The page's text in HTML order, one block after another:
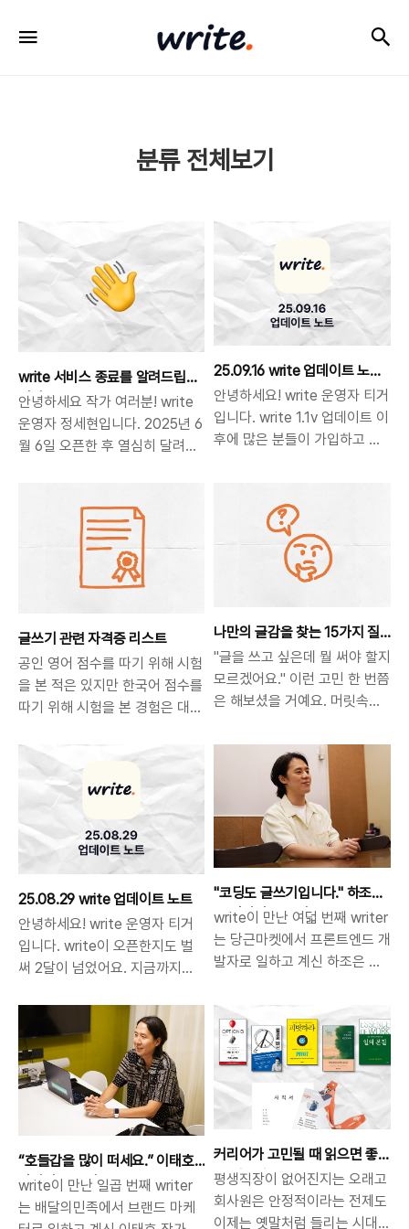
write
분류 전체보기
write 서비스 종료를 알려드립
니다.
안녕하세요 작가 여러분! write
운영자 정세현입니다. 2025년 6
월 6일 오픈한 후 열심히 달려온
습니다. 비록 나이는 1살이 채 되
지 않았지만 그 사이에 많은 고민
과 시도가 있었는데요. 다양한 상
황을 고려했을 때 write 운영을
은 시간 동안 900명 넘는 고객들
이 write을 다운 받아 주시고,
1,700개가 넘는 글이 쌓였습니
다. 한편 한편 너무나 진심이 담
서비스임에도 너무나 놀라운 시
간들이었고 귀중한 경험이었습니
다. write의 여정은 여기서 끝나
지만 이것이 글쓰기의 실패는 절
대로 아닙니다. 글쓰기는 여전히
힘이 있고 무한한 가능성을..
25.09.16 write 업데이트 노
트
안녕하세요! write 운영자 티거
입니다. write 1.1v 업데이트 이
후에 많은 분들이 가입하고 글
벤트를 준비했어요!0916 업데
이트 요약⚈ 호감 보내기에 들
어가는 잉크가 30개에서 15개
로 줄어들었어요작가님들의 수
잉크는 오픈 이후 지금까지 30
개로 고정되어 있었습니다. 이
번 1.1v 업데이트를 기념하여 호
감 보내기에 들어가는 잉크를
이벤트를 진행합니다. 정해진
기간 없이 진행되는 이벤트이니
기존에 관심이 가는 작가님이
계셨다면 이번 기회를 놓치지
말고 편하게 호감을 보내보세
요!write 사용에 있어 불편한
주세요..
글쓰기 관련 자격증 리스트
공인 영어 점수를 따기 위해 시험
을 본 적은 있지만 한국어 점수를
따기 위해 시험을 본 경험은 대부
쓰는 한국어와 글쓰기 실력을 검
증할 수 있는 자격증이 있습니다.
나의 한국어 실력을 평가해 보고
싶거나 특정 직무에 지원할 때 가
산점을 얻기 위해서 필요한 3가
지 한국어 자격증을 소개합니다.
한국언어문화연구원문항: 객관식
80문항, 주관식 10문항급수:
200점 만점에 1급부터 5급비용:
46,000원 국어능력인증시험
www.tokl.or.kr 토클이라고도
불리는 국어능력인증시험은 한국
인을 대상으로 하는 국어 능력 평
가 시험으로 문법부터 어휘, 쓰기
까지 종합적인 국어 실력을 평가
하는 자격증입니다. 특히 쓰기 영
나만의 글감을 찾는 15가지 질
문
"글을 쓰고 싶은데 뭘 써야 할지
모르겠어요." 이런 고민 한 번쯤
은 해보셨을 거예요. 머릿속에
상 빈 화면을 마주하면 아무것
도 떠오르지 않죠. 그래서 오늘
은 여러분의 내면에 잠들어 있
는 글감을 깨워줄 15가지 질문
을 준비했습니다. 각 질문마다
왜 좋은 글감이 될 수 있는지 이
공부해요' 카테고리의 글들은
AI의 글쓰기 능력을 실험하기
위해 작성되고 있습니다. 아래
글을 작성한 AI 서비스와 사람
하여 글을 읽어주세요! 😀1. 이
글은 Claude Sonnet 4가 전
체 내용의 틀을 작성했습니
다.2. 글의 약 90%가 AI로 작
성되었습니다.3. 글의 일부 내
용과 디테일은 사람이 작성했습
이야기..
25.08.29 write 업데이트 노트
안녕하세요! write 운영자 티거
입니다. write이 오픈한지도 벌
써 2달이 넘었어요. 지금까지
고 1,300개가 넘는 글이 쌓였습
니다. 제가 예상한 것보다 많은
분들이 열정적으로 글을 써주고
계세요. write팀은 느리지만 천
천히 필요한 기능들을 업데이트
하고 있습니다. 그리고 오늘은
겪을 예정이라 업데이트 노트를
준비했어요.1.1 버전 업데이트 요
약⚈ 버튼별 용도를 설명해 주는
"코딩도 글쓰기입니다." 하조
은 작가의 글쓰기
write이 만난 여덟 번째 writer
는 당근마켓에서 프론트엔드 개
발자로 일하고 계신 하조은 작
기는 정말 중요하다고 말씀하시
는 조은님. 조은님이 개인 블로
그와 다양한 SNS에 꾸준히 글
을 쓰시는 이유는 무엇인지, 바
이브 코딩에 대해서 어떻게 생
각하시는지 인터뷰에서 확인해
부탁드립니다.안녕하세요. 당근
마켓에서 프론트엔드 개발자로
일하고 있는 하조은입니다. 현
재 당근마켓에서 집중하고 계신
“호들갑을 많이 떠세요.” 이태호
작가의 글쓰기
write이 만난 일곱 번째 writer
는 배달의민족에서 브랜드 마케
커리어가 고민될 때 읽으면 좋
은 책 5권
평생직장이 없어진지는 오래고
회사원은 안정적이라는 전제도
이제는 옛말처럼 들리는 시대입